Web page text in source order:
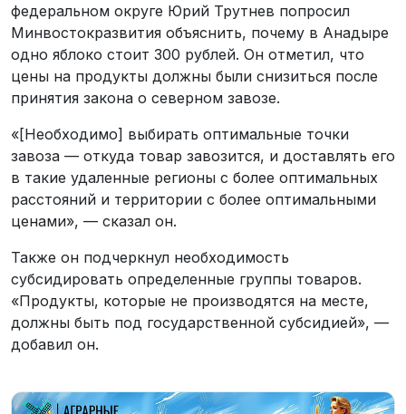
федеральном округе Юрий Трутнев попросил
Минвостокразвития объяснить, почему в Анадыре
одно яблоко стоит 300 рублей. Он отметил, что
цены на продукты должны были снизиться после
принятия закона о северном завозе.
«[Необходимо] выбирать оптимальные точки
завоза — откуда товар завозится, и доставлять его
в такие удаленные регионы с более оптимальных
расстояний и территории с более оптимальными
ценами», — сказал он.
Также он подчеркнул необходимость
субсидировать определенные группы товаров.
«Продукты, которые не производятся на месте,
должны быть под государственной субсидией», —
добавил он.